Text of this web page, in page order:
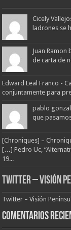
Cicely
ladrones se
Juan
de carta de
Edward Leal Franco -
conjuntamente para
pablo
que
[Chroniques] –
[…] Pedro Uc,
19...
Twitter – Visión
Twitter – Visión
Comentarios